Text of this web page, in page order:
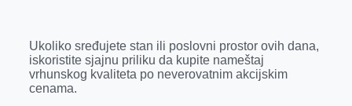
b
o
e
n
e
d
r
s
A
l
Ukoliko sređujete stan ili poslovni prostor ovih dana,
iskoristite sjajnu priliku da kupite nameštaj
vrhunskog kvaliteta po neverovatnim akcijskim
cenama.